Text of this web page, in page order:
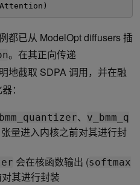
都已从 ModelOpt diffusers 插
。在其正向传递
地截取 SDPA 调用，并在融
：
、
v_bmm_q
量进入内核之前对其进行封
会在核函数输出 (softmax
其进行封装